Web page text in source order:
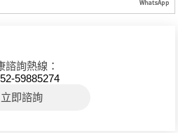
諮詢熱線：
59885274
立即諮詢